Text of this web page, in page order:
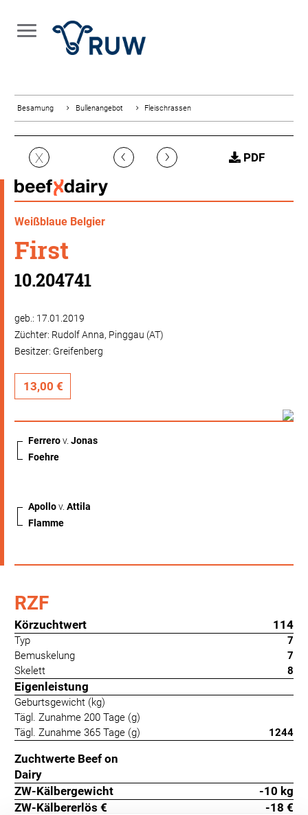
Besamung Bullenangebot Fleischrassen
X ‹ › PDF
Weißblaue Belgier
First
10.204741
geb.: 17.01.2019
Züchter: Rudolf Anna, Pinggau (AT)
Besitzer: Greifenberg
13,00 €
Ferrerov. Jonas
Foehre
Apollov. Attila
Flamme
RZF
Körzuchtwert 114
Typ
7
Bemuskelung
7
Skelett
8
Eigenleistung
Geburtsgewicht (kg)
Tägl. Zunahme 200 Tage (g)
Tägl. Zunahme 365 Tage (g)
1244
Zuchtwerte Beef on
Dairy
ZW-Kälbergewicht
-10 kg
ZW-Kälbererlös €
-18 €